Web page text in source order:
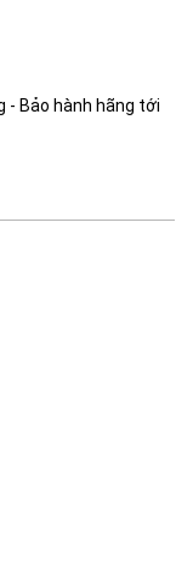
- Bảo hành hãng tới